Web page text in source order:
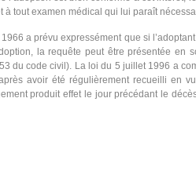
à tout examen médical qui lui paraît
a prévu expressément que si
la requête peut être présentée en
du code civil). La loi du 5 juillet 1996 a
après avoir été régulièrement recueilli en
produit effet le jour précédant le